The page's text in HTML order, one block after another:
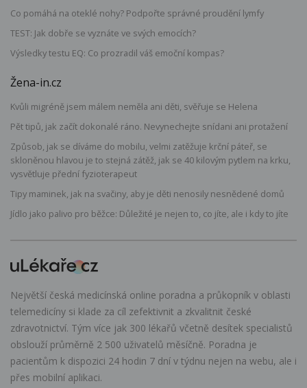
Co pomáhá na oteklé nohy? Podpořte správné proudění lymfy
TEST: Jak dobře se vyznáte ve svých emocích?
Výsledky testu EQ: Co prozradil váš emoční kompas?
Žena-in.cz
Kvůli migréně jsem málem neměla ani děti, svěřuje se Helena
Pět tipů, jak začít dokonalé ráno. Nevynechejte snídani ani protažení
Způsob, jak se díváme do mobilu, velmi zatěžuje krční páteř, se
skloněnou hlavou je to stejná zátěž, jak se 40 kilovým pytlem na krku,
vysvětluje přední fyzioterapeut
Tipy maminek, jak na svačiny, aby je děti nenosily nesnědené domů
Jídlo jako palivo pro běžce: Důležité je nejen to, co jíte, ale i kdy to jíte
Největší česká medicínská online poradna a průkopník v oblasti
telemedicíny si klade za cíl zefektivnit a zkvalitnit české
zdravotnictví. Tým více jak 300 lékařů včetně desítek specialistů
obslouží průměrně 2 500 uživatelů měsíčně. Poradna je
pacientům k dispozici 24 hodin 7 dní v týdnu nejen na webu, ale i
přes mobilní aplikaci.